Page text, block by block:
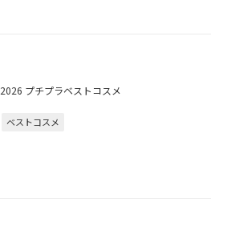
2026 プチプラベストコスメ
ベストコスメ